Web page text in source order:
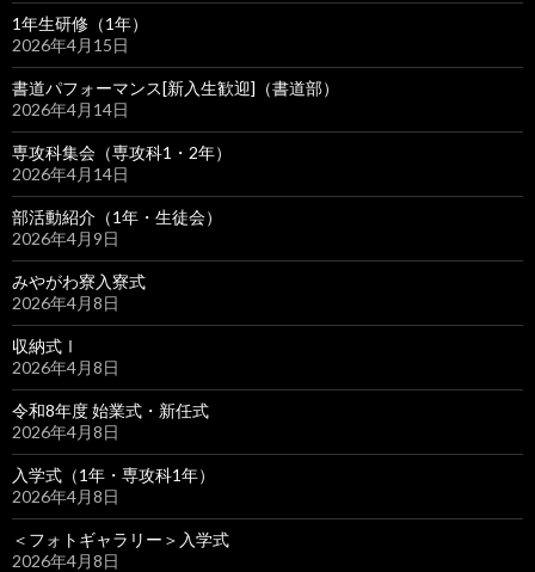
1年生研修（1年）
2026年4月15日
書道パフォーマンス[新入生歓迎]（書道部）
2026年4月14日
専攻科集会（専攻科1・2年）
2026年4月14日
部活動紹介（1年・生徒会）
2026年4月9日
みやがわ寮入寮式
2026年4月8日
収納式Ⅰ
2026年4月8日
令和8年度 始業式・新任式
2026年4月8日
入学式（1年・専攻科1年）
2026年4月8日
＜フォトギャラリー＞入学式
2026年4月8日